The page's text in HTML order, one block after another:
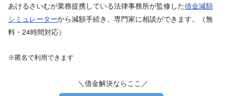
あけるさいむが業務提携している法律事務所が監修した借金減額
シミュレーターから減額手続き、専門家に相談ができます。（無
料・24時間対応）
※匿名で利用できます
＼借金解決ならここ／